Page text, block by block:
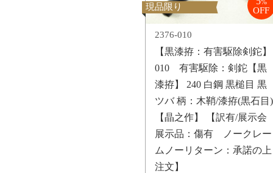
現品限り %
OFF
2376-010
【黒漆拵：有害駆除剣鉈】
010 有害駆除：剣鉈【黒
漆拵】 240 白鋼 黒槌目 黒
ツバ 柄：木鞘/漆拵(黒石目)
【晶之作】 【訳有/展示会
展示品：傷有 ノークレー
ムノーリターン：承諾の上
注文】